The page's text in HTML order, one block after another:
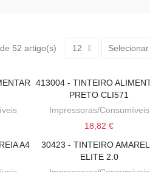
52 artigo(s) 12 Selecionar
ADICIONAR AO
413004 - TINTEIRO
PRETO CLI571
Impressoras/Consumíveis
18,82 €
A4
ADICIONAR AO
30423 - TINTEIRO
ELITE 2.0